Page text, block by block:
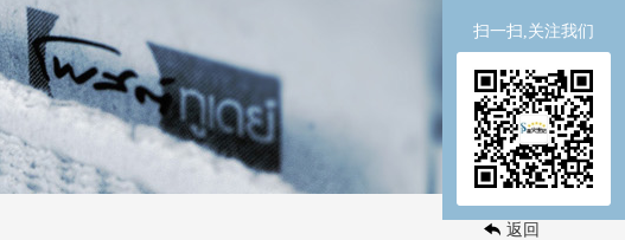
返回
扫一扫,关注我们